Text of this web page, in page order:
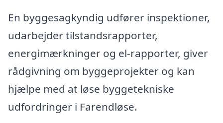
En byggesagkyndig udfører inspektioner,
udarbejder tilstandsrapporter,
energimærkninger og el-rapporter, giver
rådgivning om byggeprojekter og kan
hjælpe med at løse byggetekniske
udfordringer i Farendløse.